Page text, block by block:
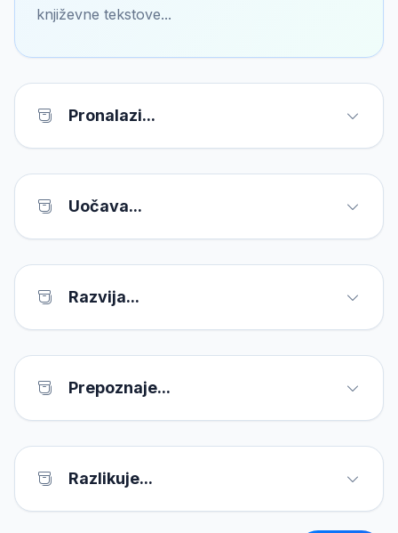
književne tekstove...
Pronalazi...
Uočava...
Razvija...
Prepoznaje...
Razlikuje...